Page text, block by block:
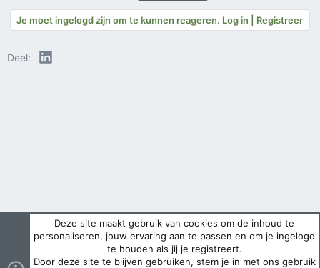
Je moet ingelogd zijn om te kunnen reageren. Log in | Registreer
Deel: LinkedIn
Deze site maakt gebruik van cookies om de inhoud te
personaliseren, jouw ervaring aan te passen en om je ingelogd
te houden als jij je registreert.
Door deze site te blijven gebruiken, stem je in met ons gebruik